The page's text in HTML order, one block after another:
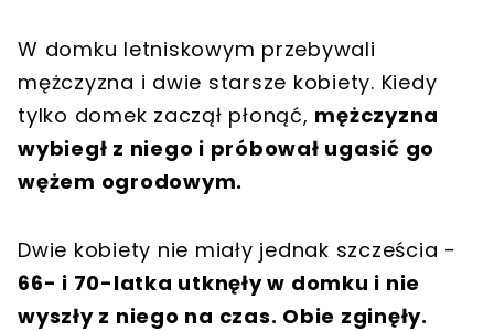
W domku letniskowym przebywali
mężczyzna i dwie starsze kobiety. Kiedy
tylko domek zaczął płonąć, mężczyzna
wybiegł z niego i próbował ugasić go
wężem ogrodowym.
Dwie kobiety nie miały jednak szcześcia -
66- i 70-latka utknęły w domku i nie
wyszły z niego na czas. Obie zginęły.